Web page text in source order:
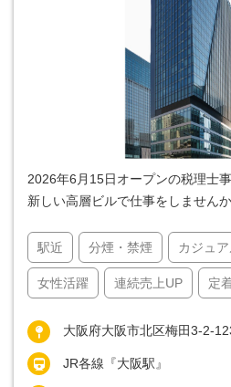
2026年6月15日オープンの税理士
新しい高層ビルで仕事をしません
駅近 分煙・禁煙 カジュ
女性活躍 連続売上UP 定
大阪府大阪市北区梅田3-2-
JR各線『大阪駅』